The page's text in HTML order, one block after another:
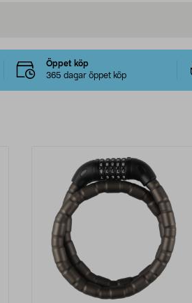
Öppet köp
365 dagar öppet köp